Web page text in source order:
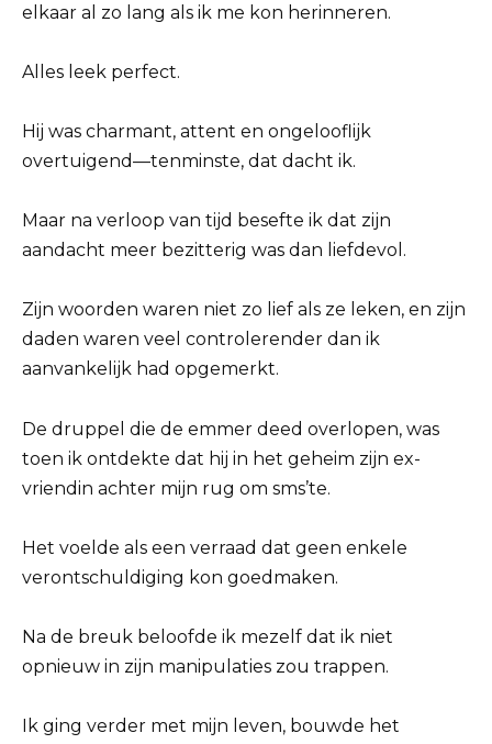
elkaar al zo lang als ik me kon herinneren.
Alles leek perfect.
Hij was charmant, attent en ongelooflijk
overtuigend—tenminste, dat dacht ik.
Maar na verloop van tijd besefte ik dat zijn
aandacht meer bezitterig was dan liefdevol.
Zijn woorden waren niet zo lief als ze leken, en zijn
daden waren veel controlerender dan ik
aanvankelijk had opgemerkt.
De druppel die de emmer deed overlopen, was
toen ik ontdekte dat hij in het geheim zijn ex-
vriendin achter mijn rug om sms’te.
Het voelde als een verraad dat geen enkele
verontschuldiging kon goedmaken.
Na de breuk beloofde ik mezelf dat ik niet
opnieuw in zijn manipulaties zou trappen.
Ik ging verder met mijn leven, bouwde het